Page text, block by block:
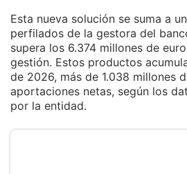
Esta nueva solución se suma a
perfilados de la gestora del
supera los 6.374 millones de
gestión. Estos productos
de 2026, más de 1.038 millones
aportaciones netas, según los
por la entidad.